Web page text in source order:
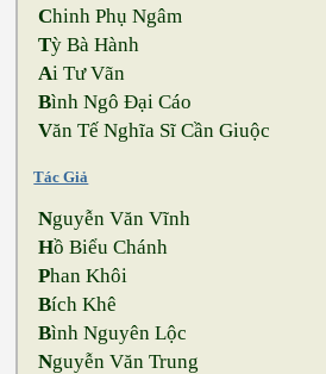
Chinh Phụ Ngâm
Tỳ Bà Hành
Ai Tư Vãn
Bình Ngô Đại Cáo
Văn Tế Nghĩa Sĩ Cần Giuộc
Tác Giả
Nguyễn Văn Vĩnh
Hồ Biểu Chánh
Phan Khôi
Bích Khê
Bình Nguyên Lộc
Nguyễn Văn Trung